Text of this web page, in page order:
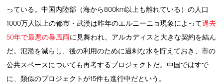
っている。中国内陸部（海から800km以上も離れている）の人口
1000万人以上の都市・武漢は昨年のエルニーニョ現象によって過去
50年で最悪の暴風雨に見舞われ、アルカディスと大きな契約を結ん
だ。氾濫を減らし、後の利用のために過剰な水を貯えておき、市の
公共スペースについても再考するプロジェクトだ。中国ではすで
に、類似のプロジェクトが15件も進行中だという。